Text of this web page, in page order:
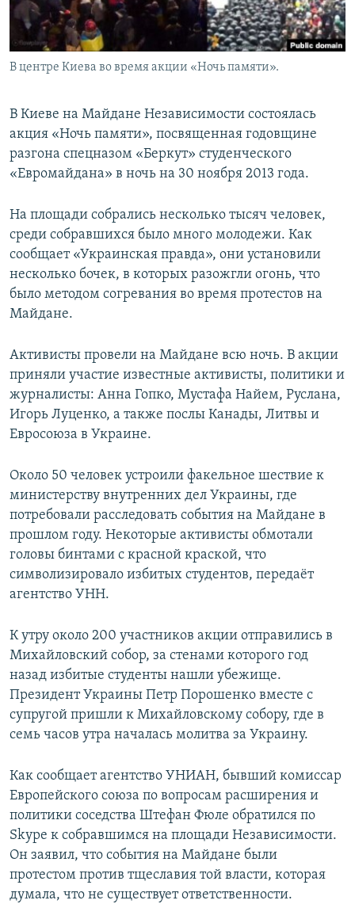
В центре Киева во время акции «Ночь памяти».
В Киеве на Майдане Независимости состоялась
акция «Ночь памяти», посвященная годовщине
разгона спецназом «Беркут» студенческого
«Евромайдана» в ночь на 30 ноября 2013 года.
На площади собрались несколько тысяч человек,
среди собравшихся было много молодежи. Как
сообщает «Украинская правда», они установили
несколько бочек, в которых разожгли огонь, что
было методом согревания во время протестов на
Майдане.
Активисты провели на Майдане всю ночь. В акции
приняли участие известные активисты, политики и
журналисты: Анна Гопко, Мустафа Найем, Руслана,
Игорь Луценко, а также послы Канады, Литвы и
Евросоюза в Украине.
Около 50 человек устроили факельное шествие к
министерству внутренних дел Украины, где
потребовали расследовать события на Майдане в
прошлом году. Некоторые активисты обмотали
головы бинтами с красной краской, что
символизировало избитых студентов, передаёт
агентство УНН.
К утру около 200 участников акции отправились в
Михайловский собор, за стенами которого год
назад избитые студенты нашли убежище.
Президент Украины Петр Порошенко вместе с
супругой пришли к Михайловскому собору, где в
семь часов утра началась молитва за Украину.
Как сообщает агентство УНИАН, бывший комиссар
Европейского союза по вопросам расширения и
политики соседства Штефан Фюле обратился по
Skype к собравшимся на площади Независимости.
Он заявил, что события на Майдане были
протестом против тщеславия той власти, которая
думала, что не существует ответственности.